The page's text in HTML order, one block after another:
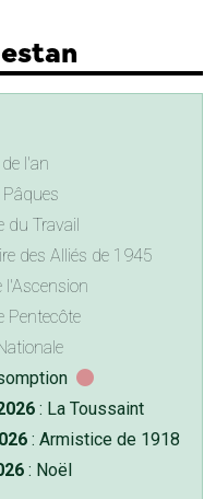
l'an
du Travail
des Alliés de 1945
l'Ascension
Pentecôte
: La Toussaint
: Armistice de 1918
: Noël